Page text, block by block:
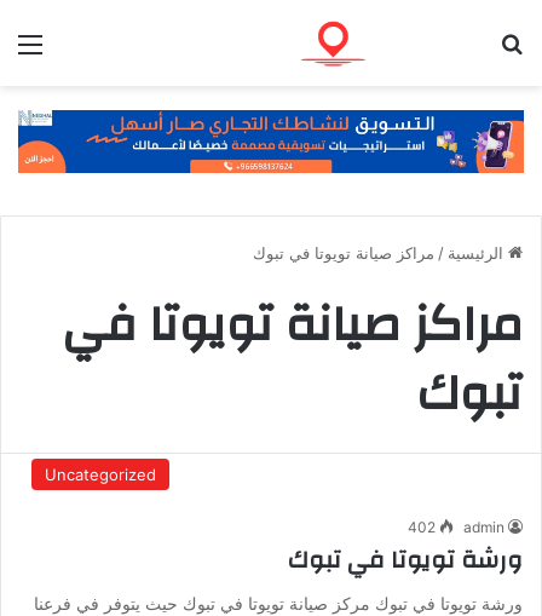
الرئيسية / مراكز صيانة تويوتا في تبوك
مراكز صيانة تويوتا في
تبوك
Uncategorized
admin
402
ورشة تويوتا في تبوك
ورشة تويوتا في تبوك مركز صيانة تويوتا في تبوك حيث يتوفر في فرعنا